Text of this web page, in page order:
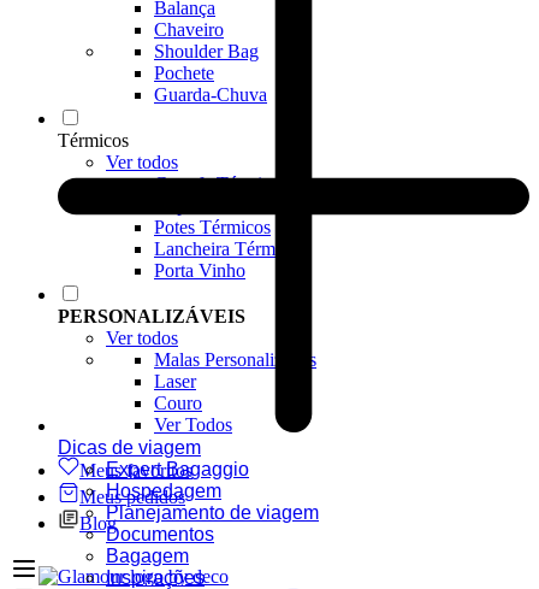
Balança
Chaveiro
Shoulder Bag
Pochete
Guarda-Chuva
Térmicos
Ver todos
Garrafa Térmica
Potes Térmicos
Lancheira Térmica
Porta Vinho
PERSONALIZÁVEIS
Ver todos
Malas Personalizadas
Laser
Couro
Ver Todos
Meus favoritos
Meus pedidos
Blog
Dicas de viagem
Expert Bagaggio
Hospedagem
Planejamento de viagem
Documentos
Bagagem
Inspirações